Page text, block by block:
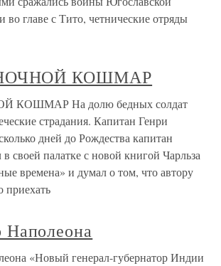
главе с Тито, четнические отряды
НОЧНОЙ КОШМАР
КОШМАР На долю бедных солдат
страдания. Капитан Генри
дней до Рождества капитан
своей палатке с новой книгой Чарльза
времена» и думал о том, что автору
приехать
«Новый генерал-губернатор Индии